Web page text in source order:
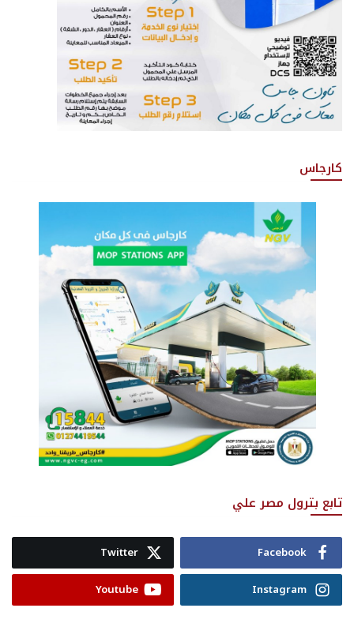
كارجاس
تابع بترول مصر علي
Facebook
Twitter
Instagram
Youtube